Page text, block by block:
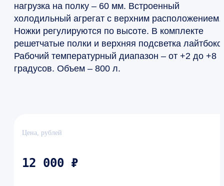
нагрузка на полку – 60 мм. Встроенный
холодильный агрегат с верхним расположением.
Ножки регулируются по высоте. В комплекте
решетчатые полки и верхняя подсветка лайтбокс.
Рабочий температурный диапазон – от +2 до +8
градусов. Объем – 800 л.
Цена, рублей
12 000 ₽